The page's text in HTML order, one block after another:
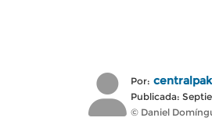
Por: centralpak
Publicada:
© Daniel